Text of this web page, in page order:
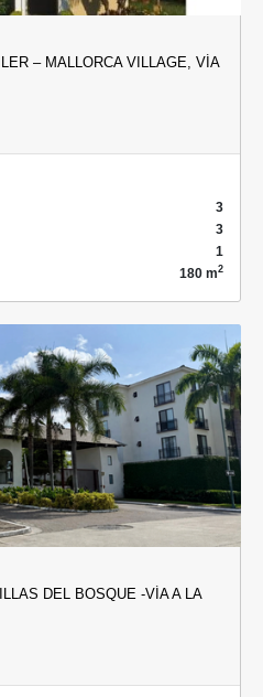
– MALLORCA VILLAGE, VÍA
3
3
1
180 m2
DEL BOSQUE -VÍA A LA